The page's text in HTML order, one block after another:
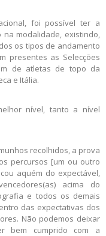
foi possível ter a
modalidade, existindo,
os tipos de andamento
presentes as Selecções
de atletas de topo da
e Itália.
nível, tanto a nível
recolhidos, a prova
percursos [um ou outro
aquém do expectável,
acima do
e todos os demais
das expectativas dos
Não podemos deixar
bem cumprido com a